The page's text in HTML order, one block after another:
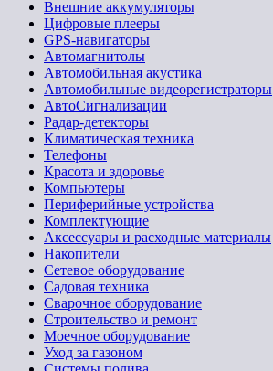
Внешние аккумуляторы
Цифровые плееры
GPS-навигаторы
Автомагнитолы
Автомобильная акустика
Автомобильные видеорегистраторы
АвтоСигнализации
Радар-детекторы
Климатическая техника
Телефоны
Красота и здоровье
Компьютеры
Периферийные устройства
Комплектующие
Аксессуары и расходные материалы
Накопители
Сетевое оборудование
Садовая техника
Сварочное оборудование
Строительство и ремонт
Моечное оборудование
Уход за газоном